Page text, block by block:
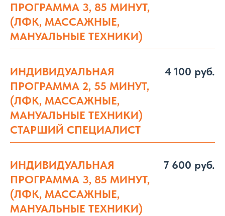
ПРОГРАММА 3, 85 МИНУТ,
(ЛФК, МАССАЖНЫЕ,
МАНУАЛЬНЫЕ ТЕХНИКИ)
ИНДИВИДУАЛЬНАЯ
ПРОГРАММА 2, 55 МИНУТ,
(ЛФК, МАССАЖНЫЕ,
МАНУАЛЬНЫЕ ТЕХНИКИ)
СТАРШИЙ СПЕЦИАЛИСТ
4 100 руб.
ИНДИВИДУАЛЬНАЯ
ПРОГРАММА 3, 85 МИНУТ,
(ЛФК, МАССАЖНЫЕ,
МАНУАЛЬНЫЕ ТЕХНИКИ)
7 600 руб.